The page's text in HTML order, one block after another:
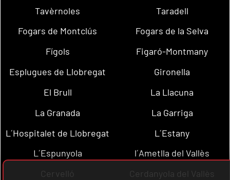
Tavèrnoles
Taradell
Fogars de Montclús
Fogars de la Selva
Fígols
Figaró-Montmany
Esplugues de Llobregat
Gironella
El Brull
La Llacuna
La Granada
La Garriga
L´Hospitalet de Llobregat
L´Estany
L´Espunyola
l´Ametlla del Vallès
Cervelló
Cerdanyola del Vallès